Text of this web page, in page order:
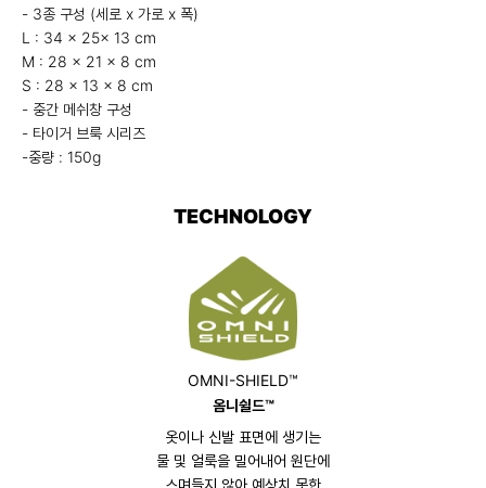
- 3종 구성 (세로 x 가로 x 폭)
L : 34 x 25x 13 cm
M : 28 x 21 x 8 cm
S : 28 x 13 x 8 cm
- 중간 메쉬창 구성
- 타이거 브룩 시리즈
-중량 : 150g
TECHNOLOGY
OMNI-SHIELD™
옴니쉴드™
옷이나 신발 표면에 생기는
물 및 얼룩을 밀어내어 원단에